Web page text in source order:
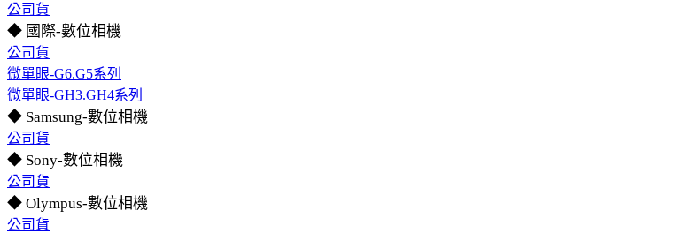
公司貨
◆ 國際-數位相機
公司貨
微單眼-G6.G5系列
微單眼-GH3.GH4系列
◆ Samsung-數位相機
公司貨
◆ Sony-數位相機
公司貨
◆ Olympus-數位相機
公司貨